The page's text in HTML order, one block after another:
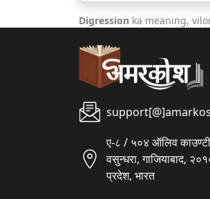
Digression ka meaning,
ए-८ / ५०४ ऑलिव
वसुन्धरा, गाजियाबाद,
प्रदेश, भारत